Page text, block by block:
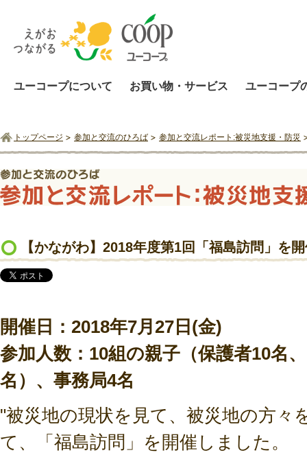
ユーコープについて お買い物・サービス ユーコープ
トップページ 参加と交流のひろば 参加と交流レポート:被災地支援・防災
【かながわ】2018年度第1回「福島訪問」を
開催日：2018年7月27日(金)
参加人数：10組の親子（保護者10名
名）、事務局4名
"被災地の現状を見て、被災地の方々
て、「福島訪問」を開催しました。